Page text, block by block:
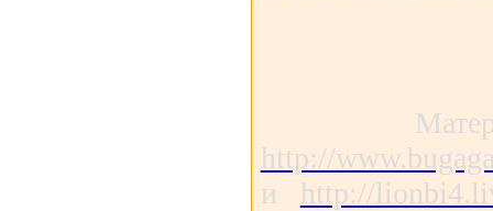
http://
и http://